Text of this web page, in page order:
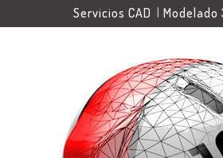
Servicios CAD | Modelado